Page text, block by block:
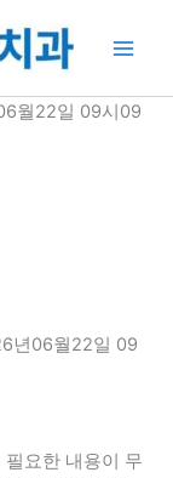
월22일 09시09
년06월22일 09
요한 내용이 무